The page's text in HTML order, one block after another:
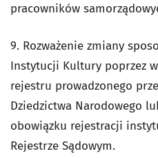
pracowników
9. Rozważenie zmiany
Instytucji Kultury poprzez
rejestru prowadzonego
Dziedzictwa Narodowego
obowiązku rejestracji
Rejestrze Sądowym.